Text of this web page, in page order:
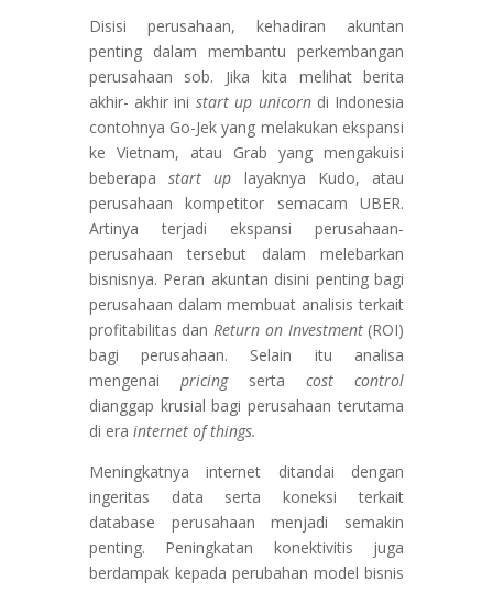
Disisi perusahaan, kehadiran akuntan
penting dalam membantu perkembangan
perusahaan sob. Jika kita melihat berita
akhir- akhir ini start up unicorn di Indonesia
contohnya Go-Jek yang melakukan ekspansi
ke Vietnam, atau Grab yang mengakuisi
beberapa start up layaknya Kudo, atau
perusahaan kompetitor semacam UBER.
Artinya terjadi ekspansi perusahaan-
perusahaan tersebut dalam melebarkan
bisnisnya. Peran akuntan disini penting bagi
perusahaan dalam membuat analisis terkait
profitabilitas danReturn on Investment(ROI)
bagi perusahaan. Selain itu analisa
mengenai pricingsertacost control
dianggap krusial bagi perusahaan terutama
di era internet of things.
Meningkatnya internet ditandai dengan
ingeritas data serta koneksi terkait
database perusahaan menjadi semakin
penting. Peningkatan konektivitis juga
berdampak kepada perubahan model bisnis